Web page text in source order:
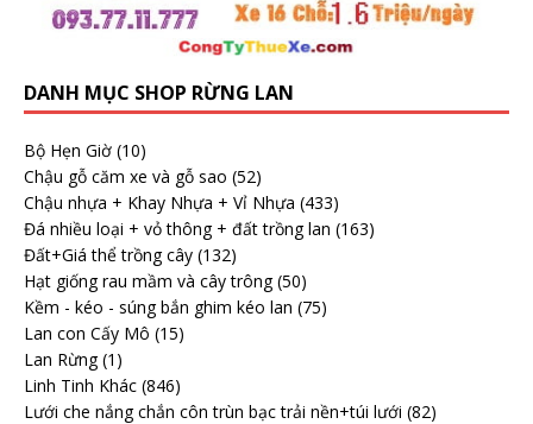
DANH MỤC SHOP RỪNG LAN
Bộ Hẹn Giờ (10)
Chậu gỗ căm xe và gỗ sao (52)
Chậu nhựa + Khay Nhựa + Vỉ Nhựa (433)
Đá nhiều loại + vỏ thông + đất trồng lan (163)
Đất+Giá thể trồng cây (132)
Hạt giống rau mầm và cây trông (50)
Kềm - kéo - súng bắn ghim kéo lan (75)
Lan con Cấy Mô (15)
Lan Rừng (1)
Linh Tinh Khác (846)
Lưới che nắng chắn côn trùn bạc trải nền+túi lưới (82)